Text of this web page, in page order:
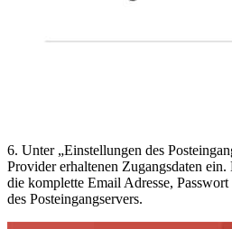
6. Unter „Einstellungen des
Provider erhaltenen Zugangsdaten
die komplette Email Adresse,
des Posteingangservers.